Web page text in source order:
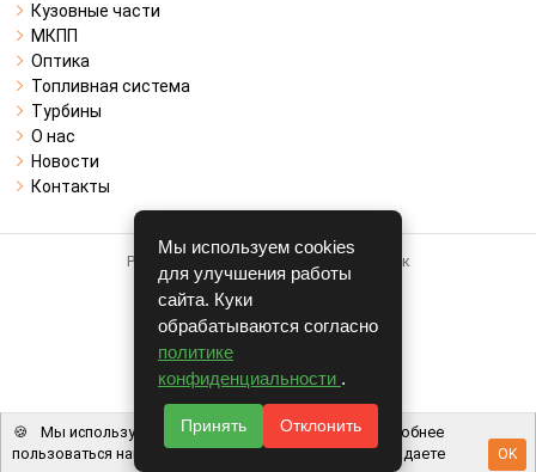
Кузовные части
МКПП
Оптика
Топливная система
Турбины
О нас
Новости
Контакты
Работает на системе для авторазборок
CARRO.БИЗНЕС
Полная версия
© COPYRIGHT 2026 г.
v1.1.24
Мы используем cookies
для улучшения работы
сайта. Куки
обрабатываются согласно
политике
конфиденциальности .
Принять Отклонить
🍪
Мы используем файлы cookie, чтобы вам было удобнее
пользоваться нашим сайтом. Используя наш сайт, вы даете
OK